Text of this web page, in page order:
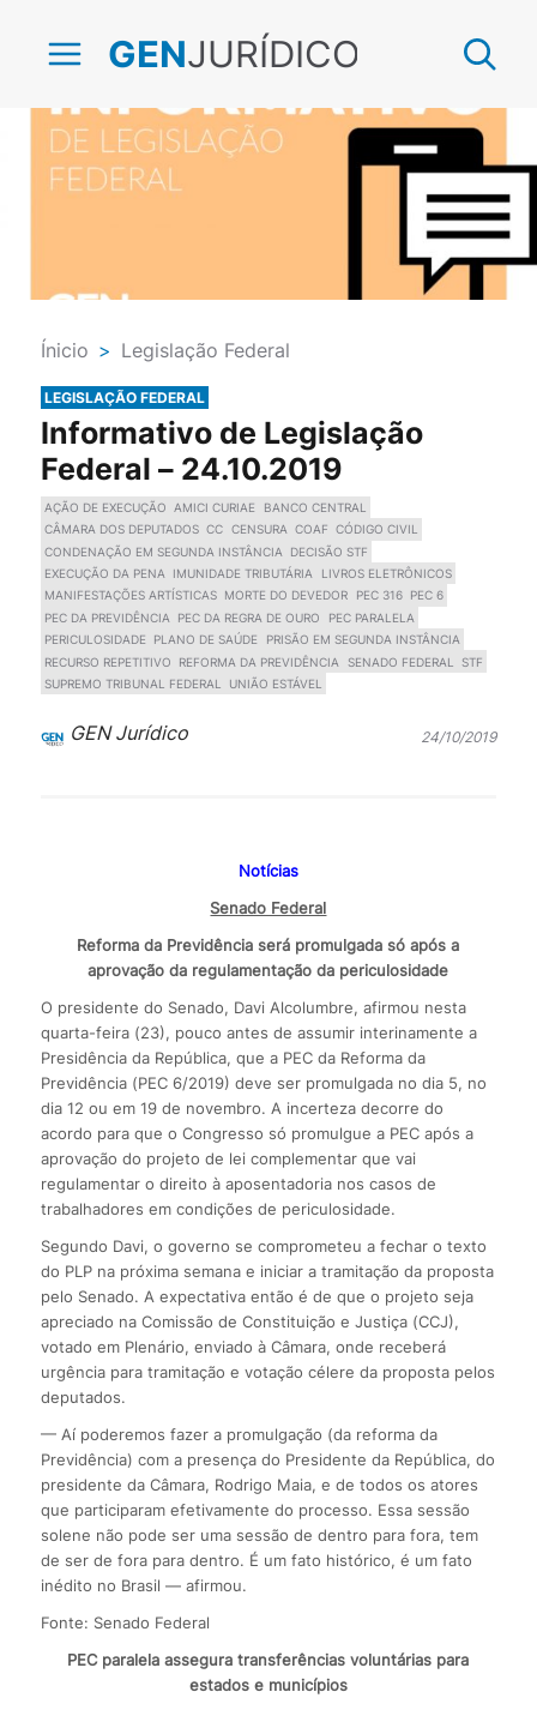
GENJURÍDICO
Ínicio > Legislação Federal
LEGISLAÇÃO FEDERAL
Informativo de Legislação
Federal – 24.10.2019
AÇÃO DE EXECUÇÃO AMICI CURIAE
BANCO CENTRAL
CÂMARA DOS DEPUTADOS CC CENSURA COAF
CÓDIGO CIVIL
CONDENAÇÃO EM SEGUNDA INSTÂNCIA
DECISÃO STF
EXECUÇÃO DA PENA
IMUNIDADE TRIBUTÁRIA
LIVROS ELETRÔNICOS
MANIFESTAÇÕES ARTÍSTICAS
MORTE DO DEVEDOR PEC 316
PEC 6
PEC DA PREVIDÊNCIA
PEC DA REGRA DE OURO
PEC PARALELA
PERICULOSIDADE
PLANO DE SAÚDE
PRISÃO EM SEGUNDA INSTÂNCIA
RECURSO REPETITIVO
REFORMA DA PREVIDÊNCIA SENADO FEDERAL
STF
SUPREMO TRIBUNAL FEDERAL
UNIÃO ESTÁVEL
GEN Jurídico 24/10/2019
Notícias
Senado Federal
Reforma da Previdência será promulgada só após a
aprovação da regulamentação da periculosidade
O presidente do Senado, Davi Alcolumbre, afirmou nesta
quarta-feira (23), pouco antes de assumir interinamente a
Presidência da República, que a PEC da Reforma da
Previdência (PEC 6/2019) deve ser promulgada no dia 5, no
dia 12 ou em 19 de novembro. A incerteza decorre do
acordo para que o Congresso só promulgue a PEC após a
aprovação do projeto de lei complementar que vai
regulamentar o direito à aposentadoria nos casos de
trabalhadores em condições de periculosidade.
Segundo Davi, o governo se comprometeu a fechar o texto
do PLP na próxima semana e iniciar a tramitação da proposta
pelo Senado. A expectativa então é de que o projeto seja
apreciado na Comissão de Constituição e Justiça (CCJ),
votado em Plenário, enviado à Câmara, onde receberá
urgência para tramitação e votação célere da proposta pelos
deputados.
— Aí poderemos fazer a promulgação (da reforma da
Previdência) com a presença do Presidente da República, do
presidente da Câmara, Rodrigo Maia, e de todos os atores
que participaram efetivamente do processo. Essa sessão
solene não pode ser uma sessão de dentro para fora, tem
de ser de fora para dentro. É um fato histórico, é um fato
inédito no Brasil — afirmou.
Fonte: Senado Federal
PEC paralela assegura transferências voluntárias para
estados e municípios